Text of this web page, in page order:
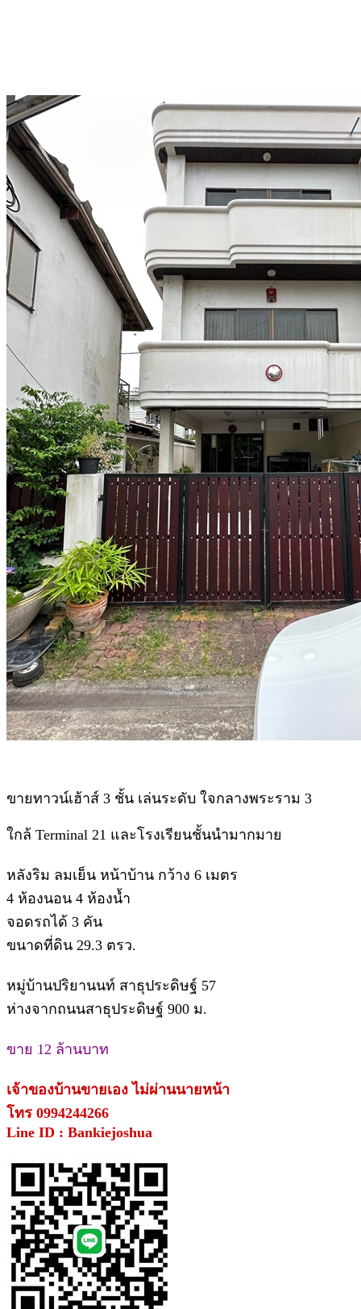
ขายทาวน์เฮ้าส์ 3 ชั้น เล่นระดับ ใจกลางพระราม 3
ใกล้ Terminal 21 และโรงเรียนชั้นนำมากมาย
หลังริม ลมเย็น หน้าบ้าน กว้าง 6 เมตร
4 ห้องนอน 4 ห้องน้ำ
จอดรถได้ 3 คัน
ขนาดที่ดิน 29.3 ตรว.
หมู่บ้านปริยานนท์ สาธุประดิษฐ์ 57
ห่างจากถนนสาธุประดิษฐ์ 900 ม.
ขาย 12 ล้านบาท
เจ้าของบ้านขายเอง ไม่ผ่านนายหน้า
โทร 0994244266
Line ID : Bankiejoshua